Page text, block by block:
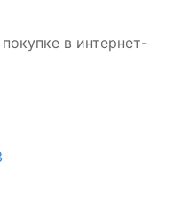
в интернет-